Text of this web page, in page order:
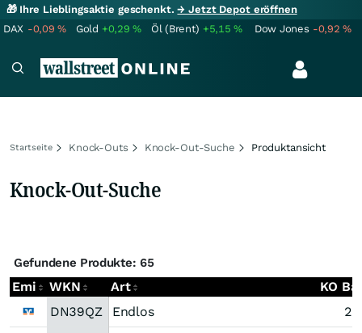
🎁 Ihre Lieblingsaktie geschenkt.→ Jetzt Depot eröffnen
DAX -0,09% Gold +0,29% Öl (Brent) +5,15% Dow Jones -0,92%
Startseite Knock-Outs Knock-Out-Suche Produktansicht
Knock-Out-Suche
Gefundene Produkte: 65
Emi WKN Art
KO
DN39QZ
Endlos